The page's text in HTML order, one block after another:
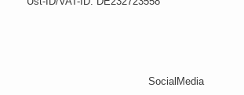
SocialMedia